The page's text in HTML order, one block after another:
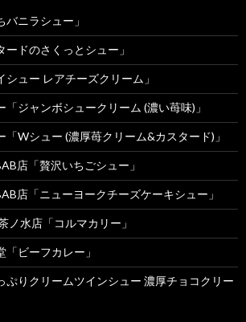
ニラシュー」
ドのさくっとシュー」
シュー レアチーズクリーム」
ジャンボシュークリーム (濃い苺味)」
Wシュー (濃厚苺クリーム&カスタード)」
店「贅沢いちごシュー」
店「ニューヨークチーズケーキシュー」
ノ水店「コルマカリー」
ビーフカレー」
ぷりクリームツインシュー 濃厚チョコクリー